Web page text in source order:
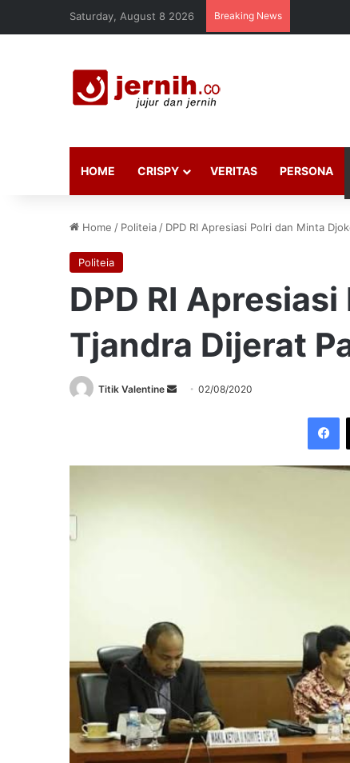
Saturday, August 8 2026 Breaking News
HOME CRISPY VERITAS PERSONA
Home / Politeia / DPD RI Apresiasi Polri dan Minta
Politeia
DPD RI
Tjandra Dijerat
Titik Valentine
Send02/08/2020